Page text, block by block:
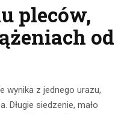
pleców,
od
wynika z jednego urazu,
Długie siedzenie, mało